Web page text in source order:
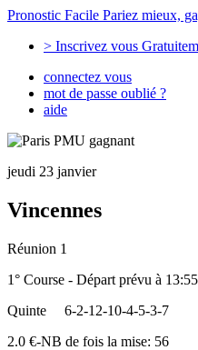
Pronostic Facile Pariez mieux,
> Inscrivez vous
connectez vous
mot de passe oublié ?
aide
jeudi 23 janvier
Vincennes
Réunion 1
1° Course - Départ prévu à 13:55
Quinte
6-2-12-10-4-5-3-7
2.0 €-NB de fois la mise: 56